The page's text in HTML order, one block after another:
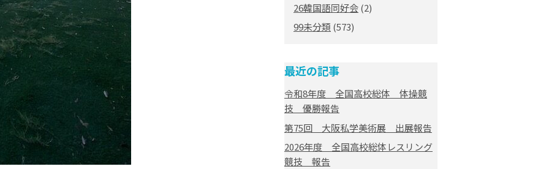
26韓国語同好会(2)
99未分類 (573)
最近の記事
令和8年度 全国高校総体 体操競
技 優勝報告
第75回 大阪私学美術展 出展報告
2026年度 全国高校総体レスリング
競技 報告